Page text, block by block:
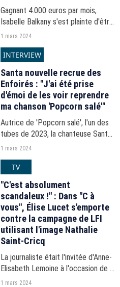
Gagnant 4.000 euros par mois,
Isabelle Balkany s'est plainte d'être
comme tous les Français victime
permis à Philippe Caverivière de
remplir sa chronique...
1 mars 2024
INTERVIEW
Santa nouvelle recrue des
Enfoirés : "J'ai été prise
d'émoi de les voir reprendre
ma chanson 'Popcorn salé'"
Autrice de 'Popcorn salé', l'un des
tubes de 2023, la chanteuse Santa
intègre la troupe des Enfoirés
puremédias.com.
1 mars 2024
TV
"C'est absolument
scandaleux !" : Dans "C à
vous", Élise Lucet s'emporte
contre la campagne de LFI
utilisant l'image Nathalie
Saint-Cricq
La journaliste était l'invitée d'Anne-
Elisabeth Lemoine à l'occasion de la
diffusion d'un épisode d'"Envoyé
1 mars 2024